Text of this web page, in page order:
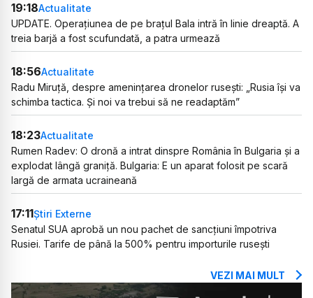
19:18Actualitate
UPDATE. Operațiunea de pe brațul Bala intră în linie dreaptă. A
treia barjă a fost scufundată, a patra urmează
18:56Actualitate
Radu Miruță, despre amenințarea dronelor rusești: „Rusia își va
schimba tactica. Și noi va trebui să ne readaptăm”
18:23Actualitate
Rumen Radev: O dronă a intrat dinspre România în Bulgaria și a
explodat lângă graniță. Bulgaria: E un aparat folosit pe scară
largă de armata ucraineană
17:11Știri Externe
Senatul SUA aprobă un nou pachet de sancțiuni împotriva
Rusiei. Tarife de până la 500% pentru importurile rusești
VEZI MAI MULT